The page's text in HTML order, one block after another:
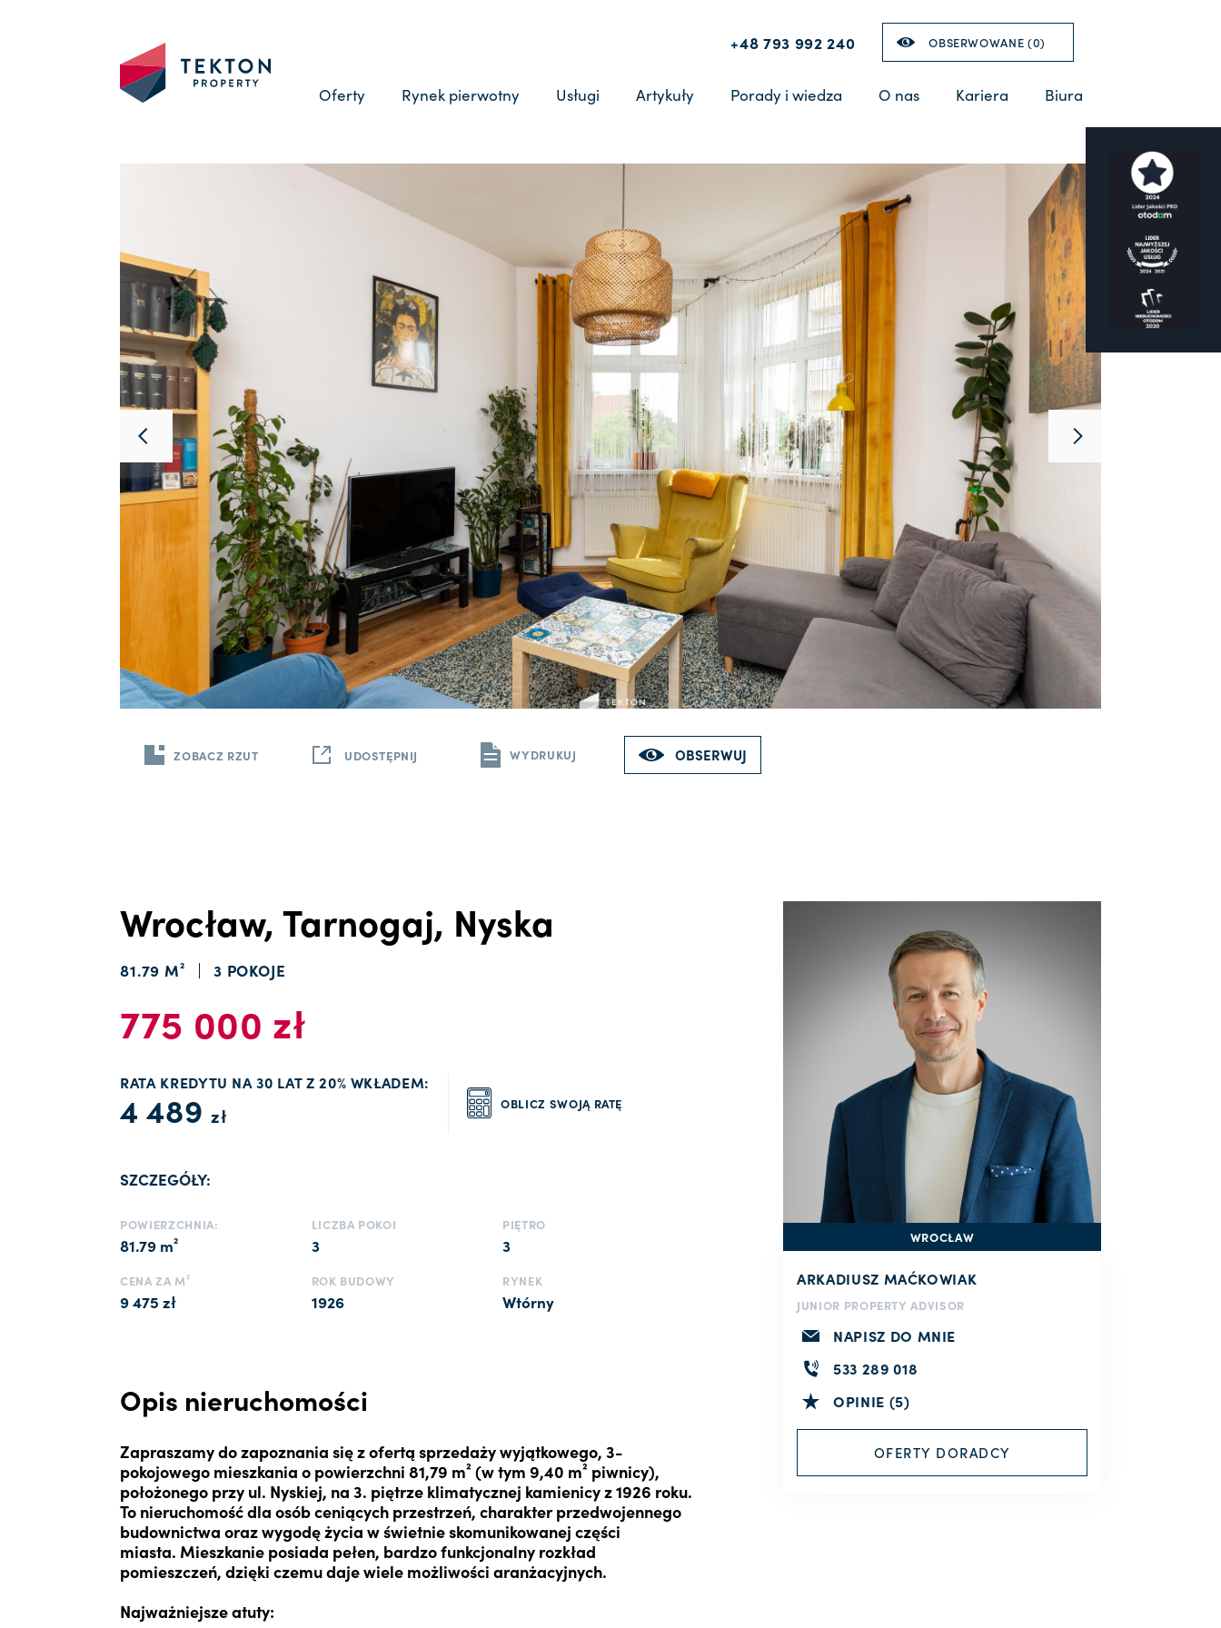
+48 793 992 240 OBSERWOWANE (0)
Oferty Rynek pierwotny Usługi Artykuły Porady i wiedza O nas Kariera Biura
ZOBACZ RZUT UDOSTĘPNIJ WYDRUKUJ OBSERWUJ
Wrocław, Tarnogaj, Nyska
81.79 M² 3 POKOJE
775 000 zł
RATA KREDYTU NA 30 LAT Z 20% WKŁADEM:
4 489 zł OBLICZ SWOJĄ RATĘ
SZCZEGÓŁY:
POWIERZCHNIA:
81.79 m²
LICZBA POKOI
3
PIĘTRO
3
CENA ZA M²
9 475 zł
ROK BUDOWY
1926
RYNEK
Wtórny
Opis nieruchomości
Zapraszamy do zapoznania się z ofertą sprzedaży wyjątkowego, 3-
pokojowego mieszkania o powierzchni 81,79 m² (w tym 9,40 m² piwnicy),
położonego przy ul. Nyskiej, na 3. piętrze klimatycznej kamienicy z 1926 roku.
To nieruchomość dla osób ceniących przestrzeń, charakter przedwojennego
budownictwa oraz wygodę życia w świetnie skomunikowanej części
miasta. Mieszkanie posiada pełen, bardzo funkcjonalny rozkład
pomieszczeń, dzięki czemu daje wiele możliwości aranżacyjnych.
Najważniejsze atuty:
WROCŁAW
ARKADIUSZ MAĆKOWIAK
JUNIOR PROPERTY ADVISOR
NAPISZ DO MNIE
533 289 018
OPINIE (5)
OFERTY DORADCY